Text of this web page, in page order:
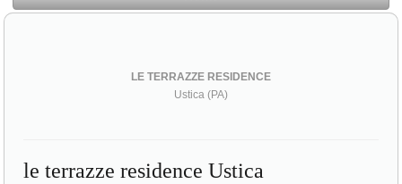
LE TERRAZZE RESIDENCE
Ustica (PA)
le terrazze residence Ustica